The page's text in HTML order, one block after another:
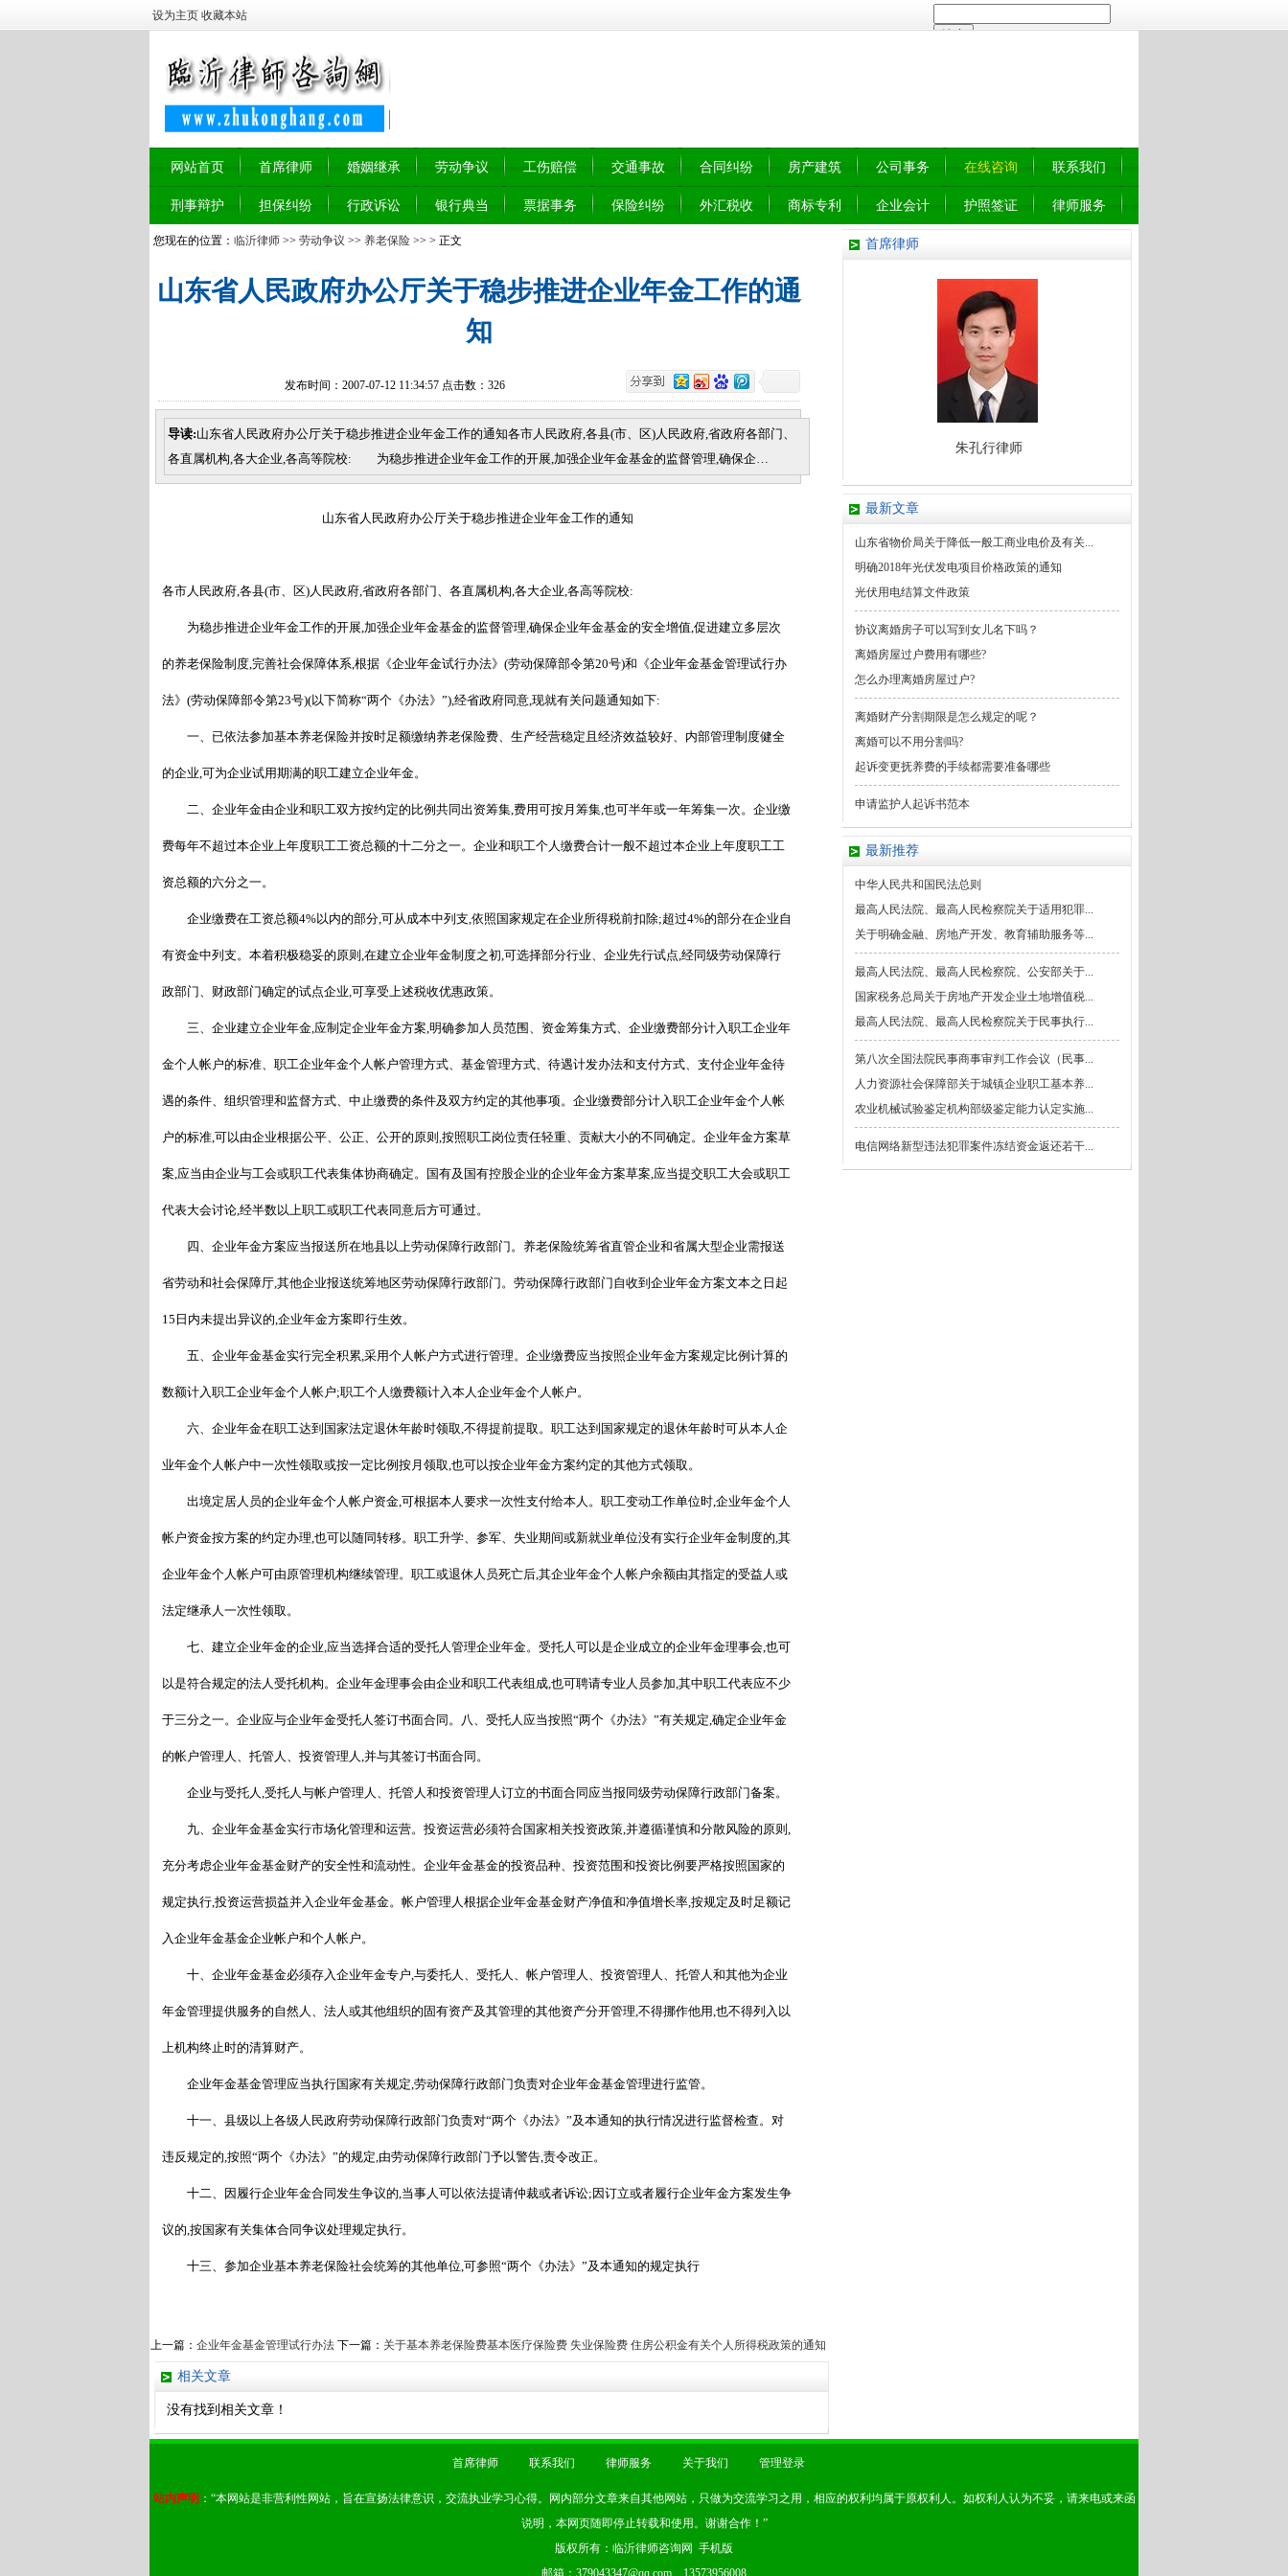
设为主页 收藏本站
网站首页 首席律师 婚姻继承 劳动争议 工伤赔偿 交通事故 合同纠纷 房产建筑 公司事务 在线咨询 联系我们
刑事辩护 担保纠纷 行政诉讼 银行典当 票据事务 保险纠纷 外汇税收 商标专利 企业会计 护照签证 律师服务
您现在的位置： 临沂律师 >> 劳动争议 >> 养老保险 >> > 正文
山东省人民政府办公厅关于稳步推进企业年金工作的通
知
发布时间：2007-07-12 11:34:57 点击数： 326
导读:山东省人民政府办公厅关于稳步推进企业年金工作的通知各市人民政府,各县(市、区)人民政府,省政府各部门、
各直属机构,各大企业,各高等院校: 为稳步推进企业年金工作的开展,加强企业年金基金的监督管理,确保企…
山东省人民政府办公厅关于稳步推进企业年金工作的通知
各市人民政府,各县(市、区)人民政府,省政府各部门、各直属机构,各大企业,各高等院校:
为稳步推进企业年金工作的开展,加强企业年金基金的监督管理,确保企业年金基金的安全增值,促进建立多层次
的养老保险制度,完善社会保障体系,根据《企业年金试行办法》(劳动保障部令第20号)和《企业年金基金管理试行办
法》(劳动保障部令第23号)(以下简称“两个《办法》 ”),经省政府同意,现就有关问题通知如下:
一、已依法参加基本养老保险并按时足额缴纳养老保险费、生产经营稳定且经济效益较好、内部管理制度健全
的企业,可为企业试用期满的职工建立企业年金。
二、企业年金由企业和职工双方按约定的比例共同出资筹集,费用可按月筹集,也可半年或一年筹集一次。企业缴
费每年不超过本企业上年度职工工资总额的十二分之一。企业和职工个人缴费合计一般不超过本企业上年度职工工
资总额的六分之一。
企业缴费在工资总额4%以内的部分,可从成本中列支,依照国家规定在企业所得税前扣除;超过4%的部分在企业自
有资金中列支。本着积极稳妥的原则,在建立企业年金制度之初,可选择部分行业、企业先行试点,经同级劳动保障行
政部门、财政部门确定的试点企业,可享受上述税收优惠政策。
三、企业建立企业年金,应制定企业年金方案,明确参加人员范围、资金筹集方式、企业缴费部分计入职工企业年
金个人帐户的标准、职工企业年金个人帐户管理方式、基金管理方式、待遇计发办法和支付方式、支付企业年金待
遇的条件、组织管理和监督方式、中止缴费的条件及双方约定的其他事项。企业缴费部分计入职工企业年金个人帐
户的标准,可以由企业根据公平、公正、公开的原则,按照职工岗位责任轻重、贡献大小的不同确定。企业年金方案草
案,应当由企业与工会或职工代表集体协商确定。国有及国有控股企业的企业年金方案草案,应当提交职工大会或职工
代表大会讨论,经半数以上职工或职工代表同意后方可通过。
四、企业年金方案应当报送所在地县以上劳动保障行政部门。养老保险统筹省直管企业和省属大型企业需报送
省劳动和社会保障厅,其他企业报送统筹地区劳动保障行政部门。劳动保障行政部门自收到企业年金方案文本之日起
15日内未提出异议的,企业年金方案即行生效。
五、企业年金基金实行完全积累,采用个人帐户方式进行管理。企业缴费应当按照企业年金方案规定比例计算的
数额计入职工企业年金个人帐户;职工个人缴费额计入本人企业年金个人帐户。
六、企业年金在职工达到国家法定退休年龄时领取,不得提前提取。职工达到国家规定的退休年龄时可从本人企
业年金个人帐户中一次性领取或按一定比例按月领取,也可以按企业年金方案约定的其他方式领取。
出境定居人员的企业年金个人帐户资金,可根据本人要求一次性支付给本人。职工变动工作单位时,企业年金个人
帐户资金按方案的约定办理,也可以随同转移。职工升学、参军、失业期间或新就业单位没有实行企业年金制度的,其
企业年金个人帐户可由原管理机构继续管理。职工或退休人员死亡后,其企业年金个人帐户余额由其指定的受益人或
法定继承人一次性领取。
七、建立企业年金的企业,应当选择合适的受托人管理企业年金。受托人可以是企业成立的企业年金理事会,也可
以是符合规定的法人受托机构。企业年金理事会由企业和职工代表组成,也可聘请专业人员参加,其中职工代表应不少
于三分之一。企业应与企业年金受托人签订书面合同。八、受托人应当按照“两个《办法》 ”有关规定,确定企业年金
的帐户管理人、托管人、投资管理人,并与其签订书面合同。
企业与受托人,受托人与帐户管理人、托管人和投资管理人订立的书面合同应当报同级劳动保障行政部门备案。
九、企业年金基金实行市场化管理和运营。投资运营必须符合国家相关投资政策,并遵循谨慎和分散风险的原则,
充分考虑企业年金基金财产的安全性和流动性。企业年金基金的投资品种、投资范围和投资比例要严格按照国家的
规定执行,投资运营损益并入企业年金基金。帐户管理人根据企业年金基金财产净值和净值增长率,按规定及时足额记
入企业年金基金企业帐户和个人帐户。
十、企业年金基金必须存入企业年金专户,与委托人、受托人、帐户管理人、投资管理人、托管人和其他为企业
年金管理提供服务的自然人、法人或其他组织的固有资产及其管理的其他资产分开管理,不得挪作他用,也不得列入以
上机构终止时的清算财产。
企业年金基金管理应当执行国家有关规定,劳动保障行政部门负责对企业年金基金管理进行监管。
十一、县级以上各级人民政府劳动保障行政部门负责对“两个《办法》 ”及本通知的执行情况进行监督检查。对
违反规定的,按照“两个《办法》 ”的规定,由劳动保障行政部门予以警告,责令改正。
十二、因履行企业年金合同发生争议的,当事人可以依法提请仲裁或者诉讼;因订立或者履行企业年金方案发生争
议的,按国家有关集体合同争议处理规定执行。
十三、参加企业基本养老保险社会统筹的其他单位,可参照“两个《办法》 ”及本通知的规定执行
上一篇： 企业年金基金管理试行办法 下一篇： 关于基本养老保险费基本医疗保险费 失业保险费 住房公积金有关个人所得税政策的通知
相关文章
没有找到相关文章！
首席律师
朱孔行律师
最新文章
山东省物价局关于降低一般工商业电价及有关...
明确2018年光伏发电项目价格政策的通知
光伏用电结算文件政策
协议离婚房子可以写到女儿名下吗？
离婚房屋过户费用有哪些?
怎么办理离婚房屋过户?
离婚财产分割期限是怎么规定的呢？
离婚可以不用分割吗?
起诉变更抚养费的手续都需要准备哪些
申请监护人起诉书范本
最新推荐
中华人民共和国民法总则
最高人民法院、最高人民检察院关于适用犯罪...
关于明确金融、房地产开发、教育辅助服务等...
最高人民法院、最高人民检察院、公安部关于...
国家税务总局关于房地产开发企业土地增值税...
最高人民法院、最高人民检察院关于民事执行...
第八次全国法院民事商事审判工作会议（民事...
人力资源社会保障部关于城镇企业职工基本养...
农业机械试验鉴定机构部级鉴定能力认定实施...
电信网络新型违法犯罪案件冻结资金返还若干...
首席律师 联系我们 律师服务 关于我们 管理登录
站内声明 ：“本网站是非营利性网站，旨在宣扬法律意识，交流执业学习心得。网内部分文章来自其他网站，只做为交流学习之用，相应的权利均属于原权利人。如权利人认为不妥，请来电或来函
说明，本网页随即停止转载和使用。谢谢合作！”
版权所有： 临沂律师咨询网 手机版
邮箱：379043347@qq.com 13573956008